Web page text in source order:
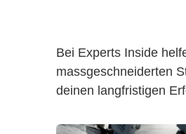
Bei Experts Inside
massgeschneiderten
deinen langfristigen